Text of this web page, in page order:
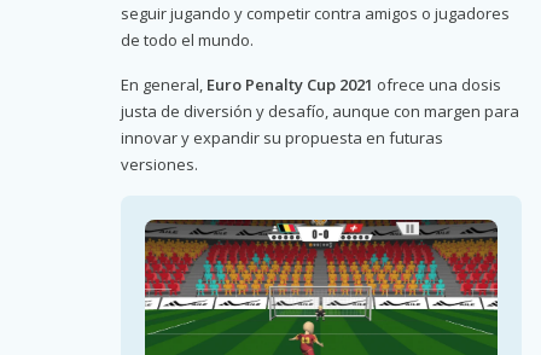
seguir jugando y competir contra amigos o jugadores
de todo el mundo.
En general, Euro Penalty Cup 2021 ofrece una dosis
justa de diversión y desafío, aunque con margen para
innovar y expandir su propuesta en futuras
versiones.